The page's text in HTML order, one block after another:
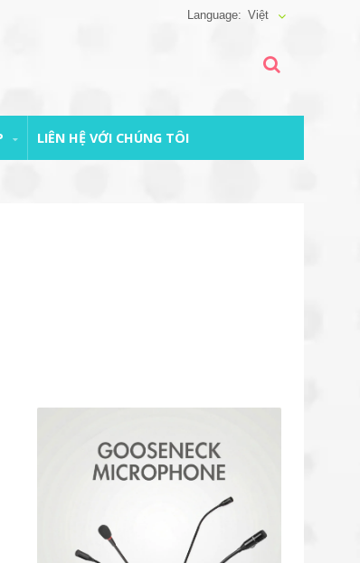
Việt
LIÊN HỆ VỚI CHÚNG TÔI